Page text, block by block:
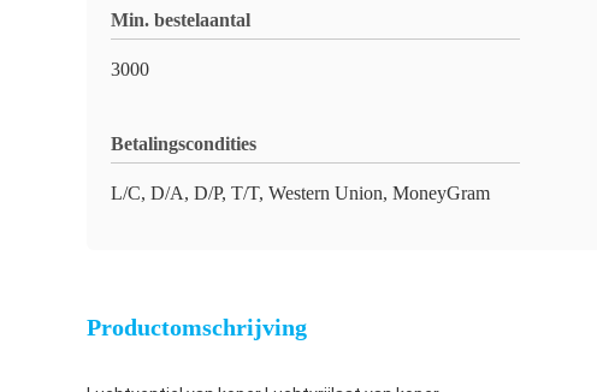
Min. bestelaantal
3000
Betalingscondities
L/C, D/A, D/P, T/T, Western Union, MoneyGram
Productomschrijving